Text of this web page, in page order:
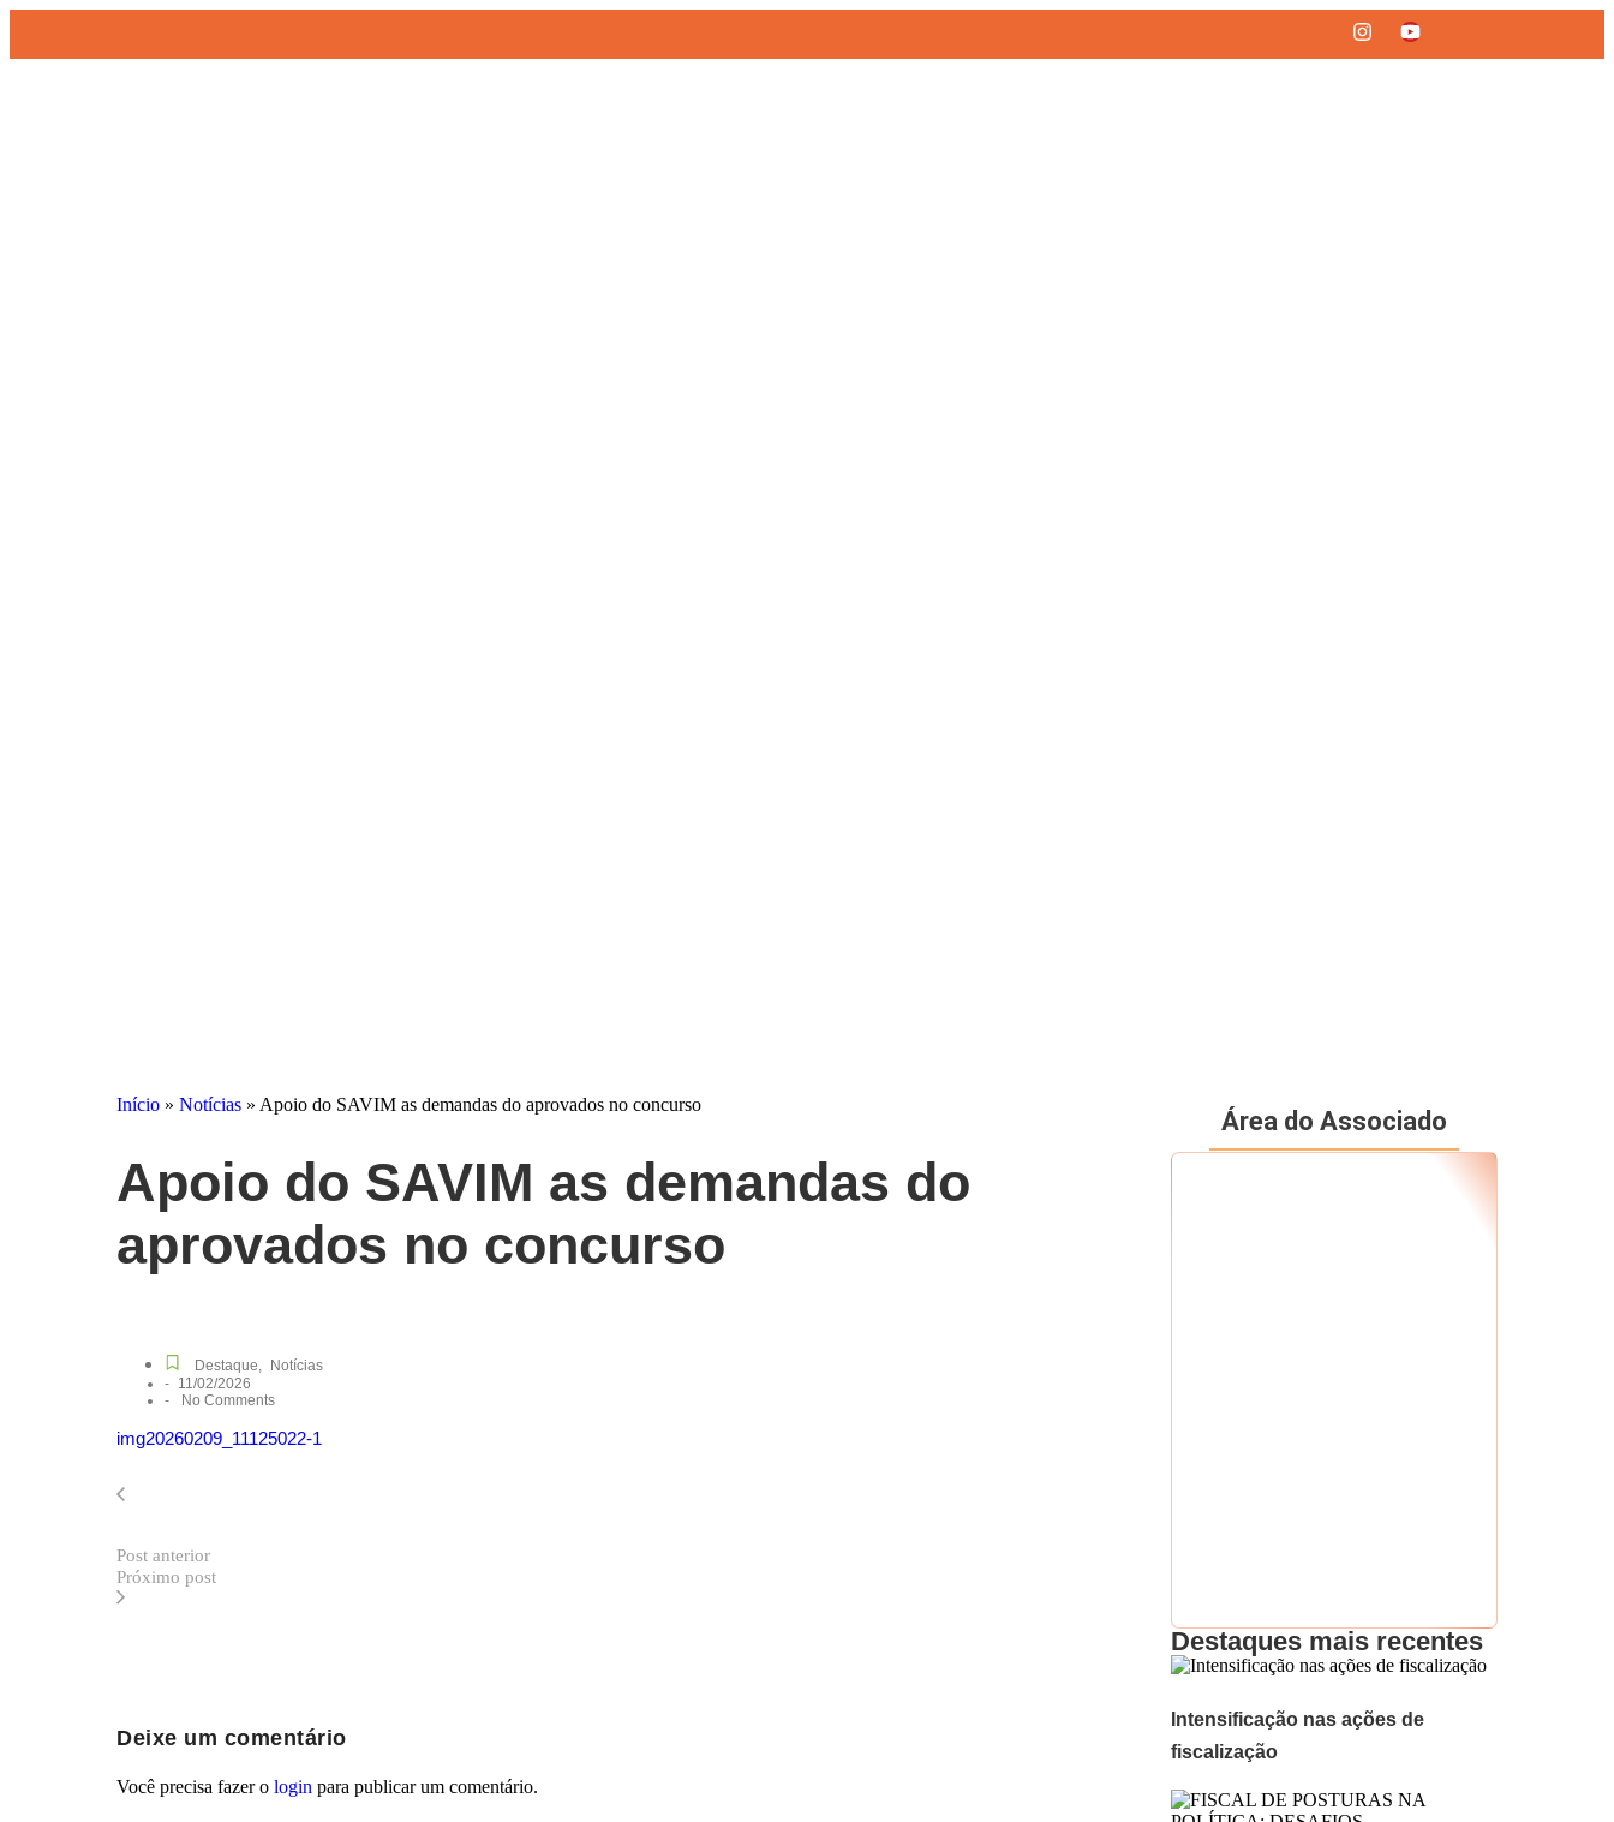
Início » Notícias » Apoio do SAVIM as demandas do aprovados no concurso
Apoio do SAVIM as demandas do
aprovados no concurso
Destaque,
Notícias
- 11/02/2026
-
No Comments
img20260209_11125022-1
Post anterior
Próximo post
Deixe um comentário
Você precisa fazer o login para publicar um comentário.
Área do Associado
Destaques mais recentes
Intensificação nas ações de
fiscalização